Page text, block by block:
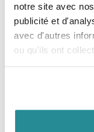
notre site avec
publicité et
avec d'autres
ou qu'ils ont
CB, VISA,
Une équipe de